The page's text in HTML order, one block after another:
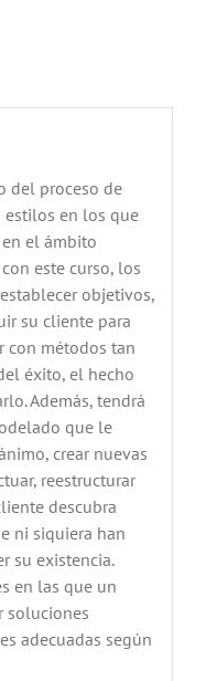
del proceso de
en los que
el ámbito
este curso, los
objetivos,
su cliente para
con métodos tan
éxito, el hecho
Además, tendrá
que le
crear nuevas
reestructurar
descubra
ni siquiera han
su existencia.
en las que un
soluciones
adecuadas según